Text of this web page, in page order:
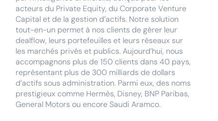
acteurs du Private Equity, du Corporate Venture
Capital et de la gestion d’actifs. Notre solution
tout-en-un permet à nos clients de gérer leur
dealflow, leurs portefeuilles et leurs réseaux sur
les marchés privés et publics. Aujourd’hui, nous
accompagnons plus de 150 clients dans 40 pays,
représentant plus de 300 milliards de dollars
d’actifs sous administration. Parmi eux, des noms
prestigieux comme Hermès, Disney, BNP Paribas,
General Motors ou encore Saudi Aramco.